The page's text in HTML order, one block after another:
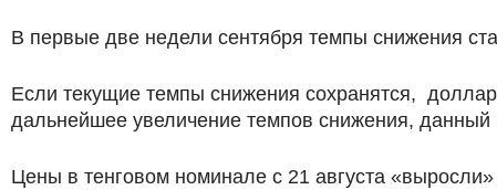
В первые две недели сентября темпы снижения
Если текущие темпы снижения сохранятся,
дальнейшее увеличение темпов снижения, данный
Цены в тенговом номинале с 21 августа